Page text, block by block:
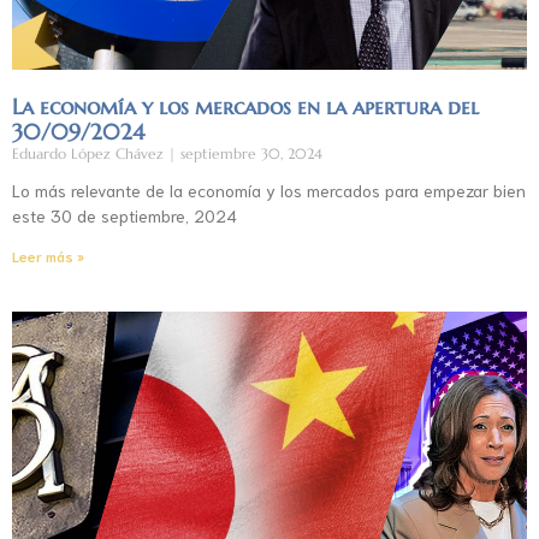
La economía y los mercados en la apertura del
30/09/2024
Eduardo López Chávez septiembre 30, 2024
Lo más relevante de la economía y los mercados para empezar bien
este 30 de septiembre, 2024
Leer más »